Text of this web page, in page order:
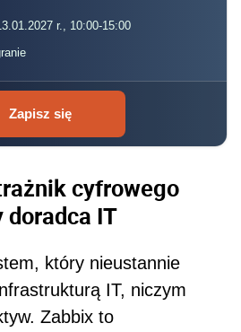
r., 10:00-15:00
Zapisz się
cyfrowego
IT
który nieustannie
IT, niczym
Zabbix to